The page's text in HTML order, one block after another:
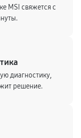
MSI свяжется с
диагностику,
решение.